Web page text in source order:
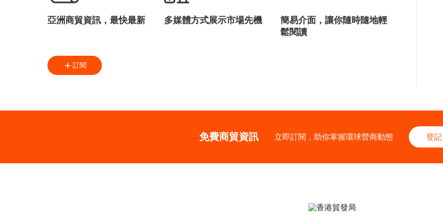
亞洲商貿資訊，最快最新 多媒體方式展示市場先機
簡易介面，讓你隨時隨地輕
鬆閱讀
訂閱
免費商貿資訊 立即訂閱，助你掌握環球營商動態 登記